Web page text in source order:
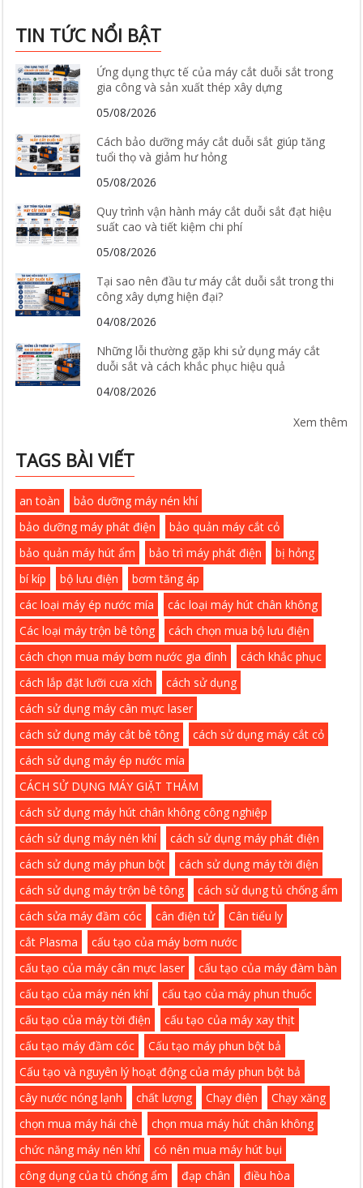
TIN TỨC NỔI BẬT
Ứng dụng thực tế của máy cắt duỗi sắt trong
gia công và sản xuất thép xây dựng
05/08/2026
Cách bảo dưỡng máy cắt duỗi sắt giúp tăng
tuổi thọ và giảm hư hỏng
05/08/2026
Quy trình vận hành máy cắt duỗi sắt đạt hiệu
suất cao và tiết kiệm chi phí
05/08/2026
Tại sao nên đầu tư máy cắt duỗi sắt trong thi
công xây dựng hiện đại?
04/08/2026
Những lỗi thường gặp khi sử dụng máy cắt
duỗi sắt và cách khắc phục hiệu quả
04/08/2026
Xem thêm
TAGS BÀI VIẾT
an toàn
bảo dưỡng máy nén khí
bảo dưỡng máy phát điện
bảo quản máy cắt cỏ
bảo quản máy hút ẩm
bảo trì máy phát điện
bị hỏng
bí kíp
bộ lưu điện
bơm tăng áp
các loại máy ép nước mía
các loại máy hút chân không
Các loại máy trộn bê tông
cách chọn mua bộ lưu điện
cách chọn mua máy bơm nước gia đình
cách khắc phục
cách lắp đặt lưỡi cưa xích
cách sử dụng
cách sử dụng máy cân mực laser
cách sử dụng máy cắt bê tông
cách sử dụng máy cắt cỏ
cách sử dụng máy ép nước mía
CÁCH SỬ DỤNG MÁY GIẶT THẢM
cách sử dụng máy hút chân không công nghiệp
cách sử dụng máy nén khí
cách sử dụng máy phát điện
cách sử dụng máy phun bột
cách sử dụng máy tời điện
cách sử dụng máy trộn bê tông
cách sử dụng tủ chống ẩm
cách sửa máy đầm cóc
cân điện tử
Cân tiểu ly
cắt Plasma
cấu tạo của máy bơm nước
cấu tạo của máy cân mực laser
cấu tạo của máy đàm bàn
cấu tạo của máy nén khí
cấu tạo của máy phun thuốc
cấu tạo của máy tời điện
cấu tạo của máy xay thịt
cấu tạo máy đầm cóc
Cấu tạo máy phun bột bả
Cấu tạo và nguyên lý hoạt động của máy phun bột bả
cây nước nóng lạnh
chất lượng Chạy điện
Chạy xăng
chọn mua máy hái chè
chọn mua máy hút chân không
chức năng máy nén khí
có nên mua máy hút bụi
công dụng của tủ chống ẩm
đạp chân điều hòa